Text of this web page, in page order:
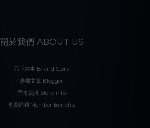
關於我們 ABOUT US
品牌故事 Brand Story
專欄文章 Blogger
門市資訊 Store-info
會員福利 Member Benefits